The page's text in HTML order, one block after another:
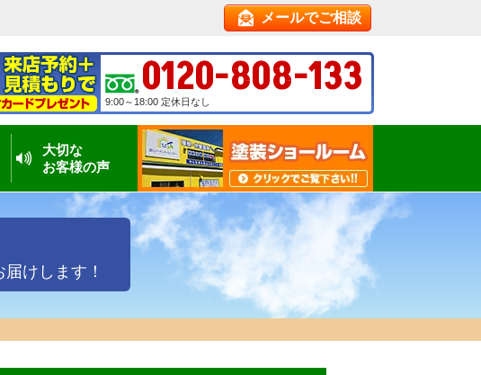
メールでご相談
0120-808-133
9:00～18:00 定休日なし
大切な
お客様の声
けします！